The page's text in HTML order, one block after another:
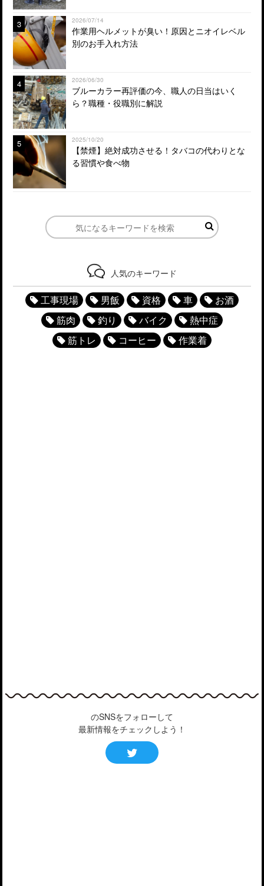
3 2026/07/14
作業用ヘルメットが臭い！原因とニオイレベル
別のお手入れ方法
4 2026/06/30
ブルーカラー再評価の今、職人の日当はいく
ら？職種・役職別に解説
5 2025/10/20
【禁煙】絶対成功させる！タバコの代わりとな
る習慣や食べ物
人気のキーワード
工事現場 男飯 資格 車
お酒
筋肉
釣り バイク
熱中症
筋トレ
コーヒー 作業着
のSNSをフォローして
最新情報をチェックしよう！